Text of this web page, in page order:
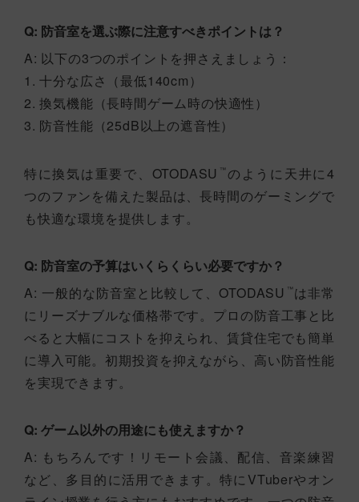
Q: 防音室を選ぶ際に注意すべきポイントは？
A: 以下の3つのポイントを押さえましょう：
1. 十分な広さ（最低140cm）
2. 換気機能（長時間ゲーム時の快適性）
3. 防音性能（25dB以上の遮音性）
特に換気は重要で、OTODASU ™ のように天井に4
つのファンを備えた製品は、長時間のゲーミングで
も快適な環境を提供します。
Q: 防音室の予算はいくらくらい必要ですか？
A: 一般的な防音室と比較して、OTODASU ™は非常
にリーズナブルな価格帯です。プロの防音工事と比
べると大幅にコストを抑えられ、賃貸住宅でも簡単
に導入可能。初期投資を抑えながら、高い防音性能
を実現できます。
Q: ゲーム以外の用途にも使えますか？
A: もちろんです！リモート会議、配信、音楽練習
など、多目的に活用できます。特にVTuberやオン